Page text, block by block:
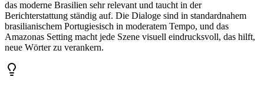
das moderne Brasilien sehr relevant und taucht in der
Berichterstattung ständig auf. Die Dialoge sind in standardnahem
brasilianischem Portugiesisch in moderatem Tempo, und das
Amazonas Setting macht jede Szene visuell eindrucksvoll, das hilft,
neue Wörter zu verankern.